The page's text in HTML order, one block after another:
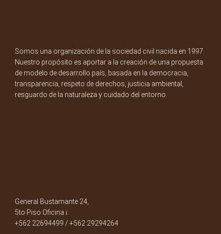
Somos una organización de la sociedad civil nacida en 1997.
Nuestro propósito es aportar a la creación de una propuesta
de modelo de desarrollo país, basada en la democracia,
transparencia, respeto de derechos, justicia ambiental,
resguardo de la naturaleza y cuidado del entorno.
General Bustamante 24,
5to Piso Oficina i.
+562 22694499 / +562 29294264